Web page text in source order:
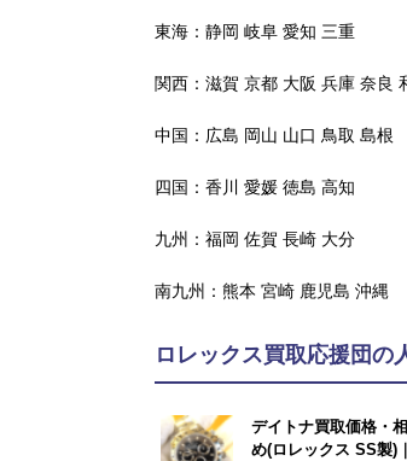
東海： 静岡 岐阜 愛知 三重
関西： 滋賀 京都 大阪 兵庫 奈良
中国： 広島 岡山 山口 鳥取 島根
四国： 香川 愛媛 徳島 高知
九州： 福岡 佐賀 長崎 大分
南九州： 熊本 宮崎 鹿児島 沖縄
ロレックス買取応援団の
デイトナ買取価格・
め(ロレックス SS製)